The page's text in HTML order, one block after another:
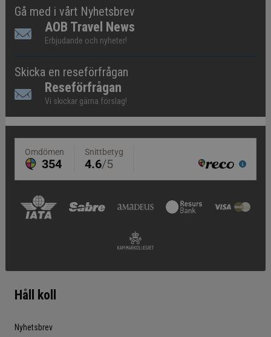
Gå med i vårt Nyhetsbrev
AOB Travel News
Erbjudande och nyheter!
Skicka en reseförfrågan
Reseförfrågan
Vi skickar gärna förslag!
Håll koll
Nyhetsbrev